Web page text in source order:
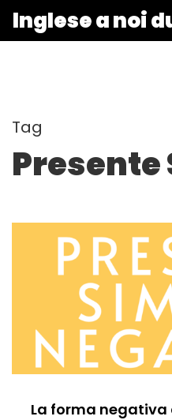
Inglese a noi
Tag
Presente
La forma negativa